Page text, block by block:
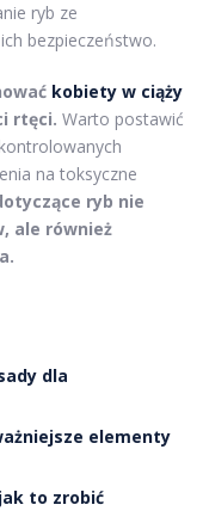
ryb ze
bezpieczeństwo.
kobiety w ciąży
rtęci. Warto postawić
na toksyczne
ryb nie
ale również
dla
elementy
to zrobić